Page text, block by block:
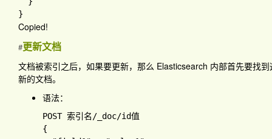
Copied!
#更新文档
文档被索引之后，如果要更新，那么 Elasticsearch 内部首先要找
新的文档。
语法：
POST 索引名 /_doc
{